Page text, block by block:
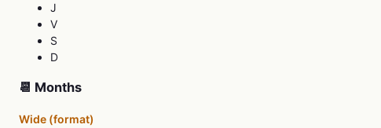
J
V
S
D
📆 Months
Wide (format)